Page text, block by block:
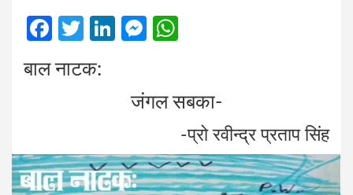
F
ce
o
k
T
tt
Li
dI
M
n
er
s
A
p
p
बाल नाटक:
जंगल सबका-
-प्रो रवीन्द्र प्रताप सिंह